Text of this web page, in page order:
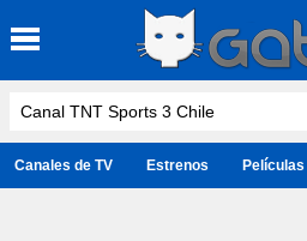
Canales de TV Estrenos Películas